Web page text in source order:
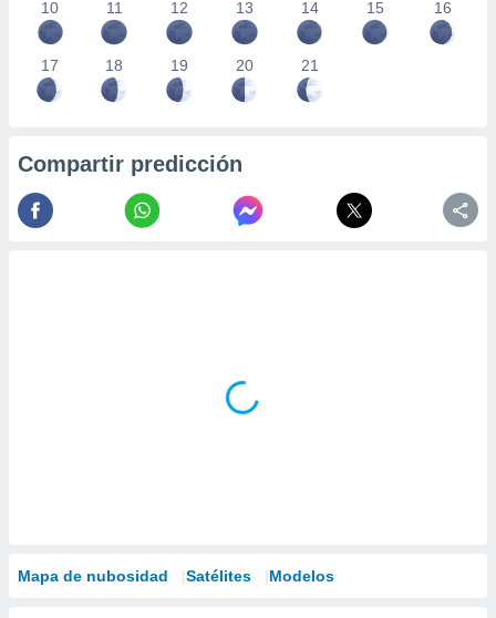
10 11 12 13 14 15 16
17 18 19 20 21
Compartir predicción
Mapa de nubosidad Satélites Modelos